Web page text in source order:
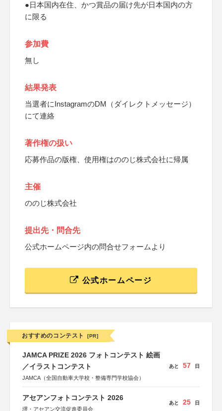
●日本国内在住、かつ賞品の届け先が日本国内の方
に限る
参加費
無し
結果発表
当選者にInstagramのDM（ダイレクトメッセージ）
にて連絡
著作権の扱い
応募作品の版権、使用権はののじ株式会社に帰属
主催
ののじ株式会社
提出先・問合先
公式ホームページ内の問合せフォームより
公式ホームページ
おすすめのコンテスト [PR]
JAMCA PRIZE 2026 フォトコンテスト 絵画
／イラストコンテスト
JAMCA（全国自動車大学校・整備専門学校協会）
あと 57 日
アセアンフォトコンテスト 2026
堺・アセアン交流促進委員会
あと 25 日